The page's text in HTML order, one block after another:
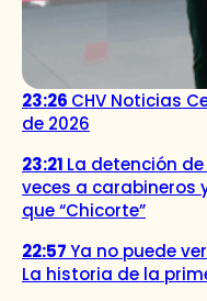
23:26 CHV Noticias
de 2026
23:21 La detención de
veces a carabineros
que “Chicorte”
22:57Ya no puede
La historia de la